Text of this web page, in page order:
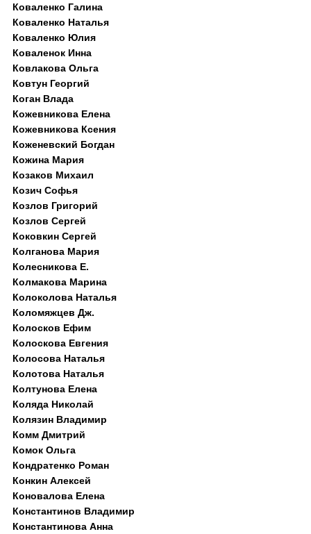
Коваленко Галина
Коваленко Наталья
Коваленко Юлия
Коваленок Инна
Ковлакова Ольга
Ковтун Георгий
Коган Влада
Кожевникова Елена
Кожевникова Ксения
Коженевский Богдан
Кожина Мария
Козаков Михаил
Козич Софья
Козлов Григорий
Козлов Сергей
Коковкин Сергей
Колганова Мария
Колесникова Е.
Колмакова Марина
Колоколова Наталья
Коломяжцев Дж.
Колосков Ефим
Колоскова Евгения
Колосова Наталья
Колотова Наталья
Колтунова Елена
Коляда Николай
Колязин Владимир
Комм Дмитрий
Комок Ольга
Кондратенко Роман
Конкин Алексей
Коновалова Елена
Константинов Владимир
Константинова Анна